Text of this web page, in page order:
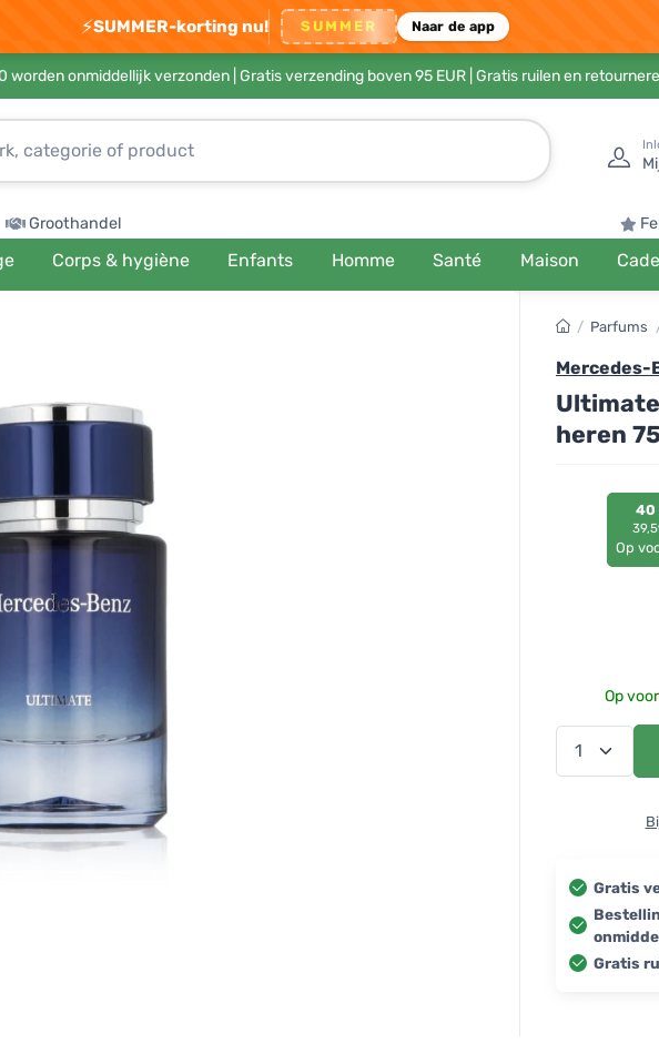
⚡SUMMER-korting nu! SUMMER Naar de app
onmiddellijk verzonden | Gratis verzending boven 95 EUR| Gratis ruilen en
Groothandel
Corps & hygiène Enfants Homme Santé Maison
/ Parfums
Mercedes-
heren
40
Op
Op
Gratis
Gratis